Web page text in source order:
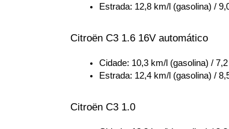
Estrada: 12,8 km/l (gasolina) /
Citroën C3 1.6 16V automático
Cidade: 10,3 km/l (gasolina) /
Estrada: 12,4 km/l (gasolina) /
Citroën C3 1.0